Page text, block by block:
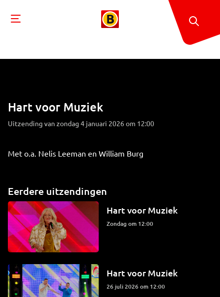
Hart voor Muziek
Uitzending van zondag 4 januari 2026 om 12:00
Met o.a. Nelis Leeman en William Burg
Eerdere uitzendingen
Hart voor Muziek
zondag om 12:00
Hart voor Muziek
26 juli 2026 om 12:00